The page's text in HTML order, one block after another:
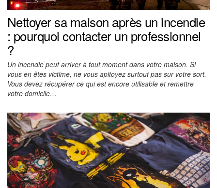
Nettoyer sa maison après un incendie
: pourquoi contacter un professionnel
?
Un incendie peut arriver à tout moment dans votre maison. Si
vous en êtes victime, ne vous apitoyez surtout pas sur votre sort.
Vous devez récupérer ce qui est encore utilisable et remettre
votre domicile…